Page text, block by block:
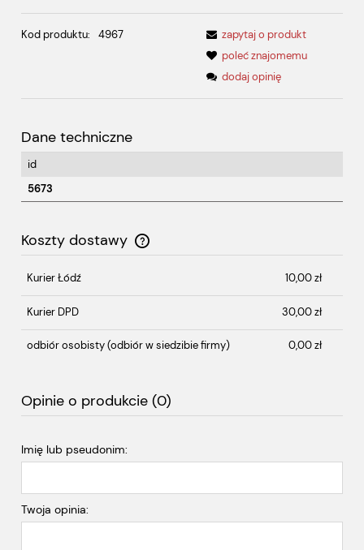
Kod produktu: 4967
zapytaj o produkt
poleć znajomemu
dodaj opinię
Dane techniczne
id
5673
Koszty dostawy
Cena nie zawiera ewentualnych kosztów płatności
Kurier Łódź 10,00 zł
Kurier DPD 30,00 zł
odbiór osobisty(odbiór w siedzibie firmy) 0,00 zł
Opinie o produkcie (0)
Imię lub pseudonim:
Twoja opinia: